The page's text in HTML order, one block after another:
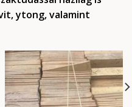
ytong, valamint